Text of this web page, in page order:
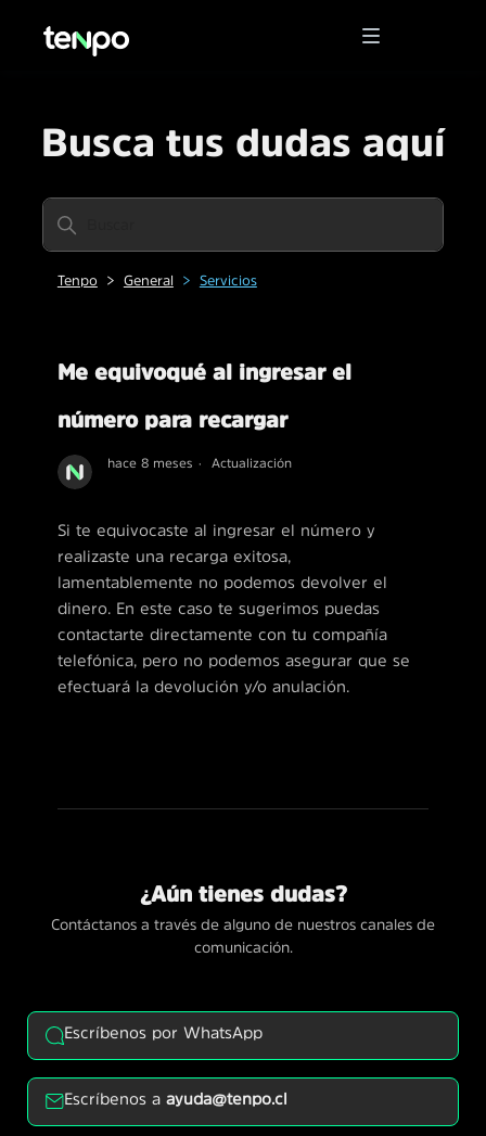
Busca tus dudas aquí
Tenpo General Servicios
Me equivoqué al ingresar el
número para recargar
hace 8 meses Actualización
Si te equivocaste al ingresar el número y
realizaste una recarga exitosa,
lamentablemente no podemos devolver el
dinero. En este caso te sugerimos puedas
contactarte directamente con tu compañía
telefónica, pero no podemos asegurar que se
efectuará la devolución y/o anulación.
¿Aún tienes dudas?
Contáctanos a través de alguno de nuestros canales de
comunicación.
Escríbenos por WhatsApp
Escríbenos aayuda@tenpo.cl